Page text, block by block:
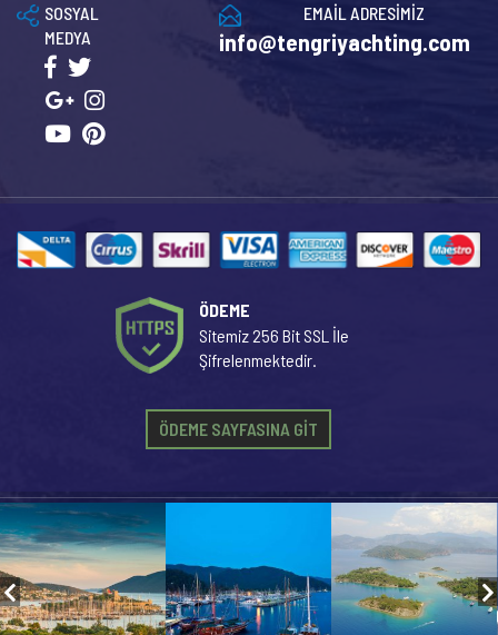
EMAİL ADRESİMİZ
info@tengriyachting.com
SOSYAL
MEDYA
ÖDEME
Sitemiz 256 Bit SSL İle
Şifrelenmektedir.
ÖDEME SAYFASINA GİT